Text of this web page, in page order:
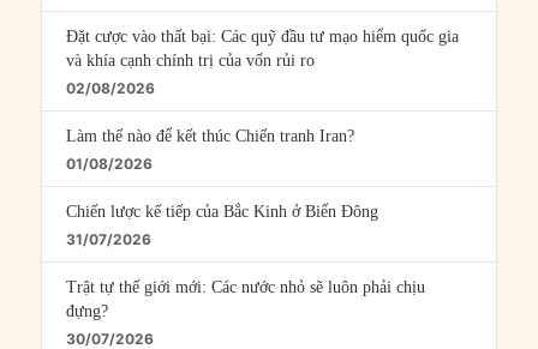
Đặt cược vào thất bại: Các quỹ đầu tư mạo hiểm quốc gia
và khía cạnh chính trị của vốn rủi ro
02/08/2026
Làm thế nào để kết thúc Chiến tranh Iran?
01/08/2026
Chiến lược kế tiếp của Bắc Kinh ở Biển Đông
31/07/2026
Trật tự thế giới mới: Các nước nhỏ sẽ luôn phải chịu
đựng?
30/07/2026